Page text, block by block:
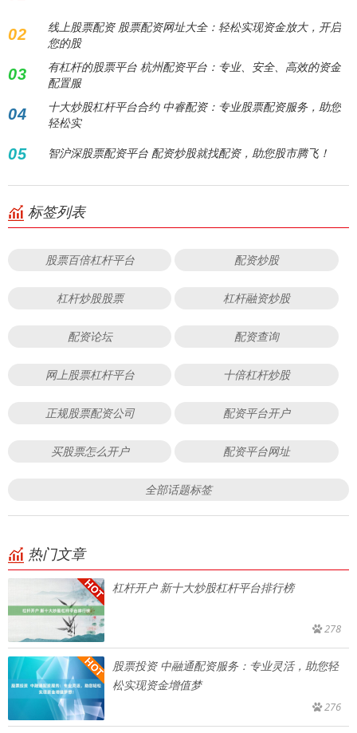
02
线上股票配资 股票配资网址大全：轻松实现资金放大，开启
您的股
03
有杠杆的股票平台 杭州配资平台：专业、安全、高效的资金
配置服
04
十大炒股杠杆平台合约 中睿配资：专业股票配资服务，助您
轻松实
05 智沪深股票配资平台 配资炒股就找配资，助您股市腾飞！
标签列表
股票百倍杠杆平台 配资炒股
杠杆炒股股票 杠杆融资炒股
配资论坛 配资查询
网上股票杠杆平台 十倍杠杆炒股
正规股票配资公司 配资平台开户
买股票怎么开户 配资平台网址
全部话题标签
热门文章
杠杆开户 新十大炒股杠杆平台排行榜
278
股票投资 中融通配资服务：专业灵活，助您轻
松实现资金增值梦
276